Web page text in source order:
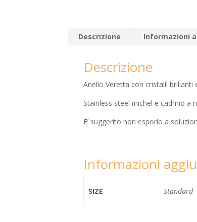
Descrizione Informazioni
Descrizione
Anello Veretta con cristalli
Stainless steel (nichel e cadmio a
E’ suggerito non esporlo a
Informazioni
SIZE Standard